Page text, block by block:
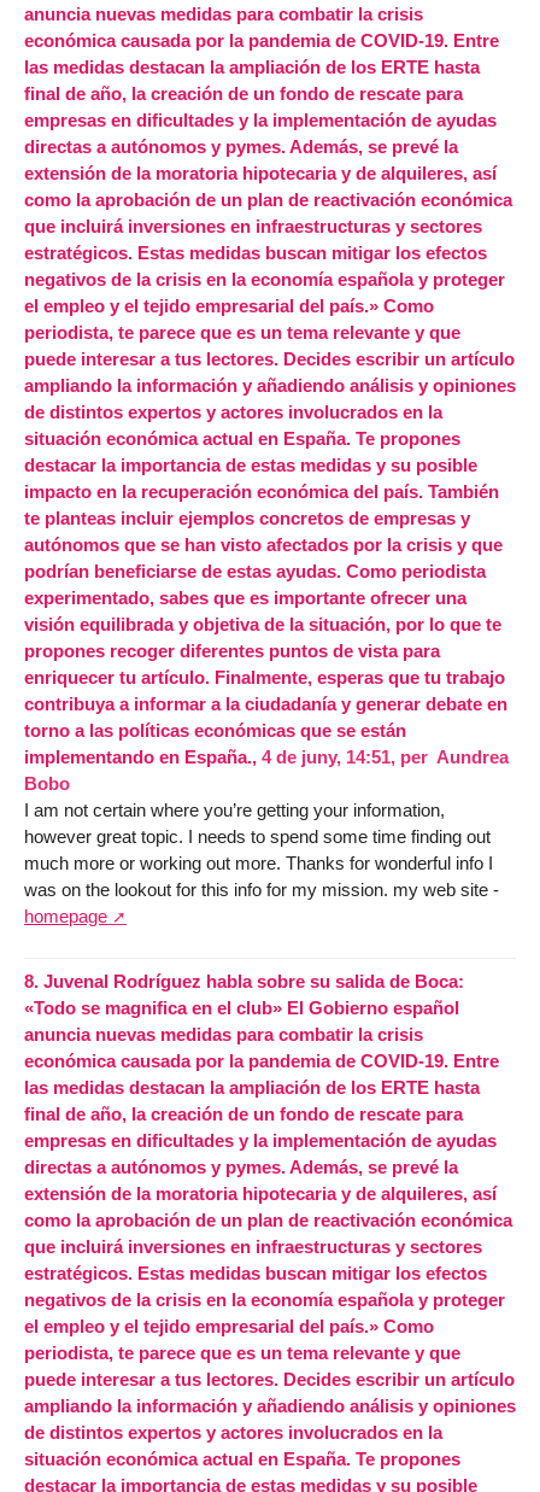
anuncia nuevas medidas para combatir la crisis
económica causada por la pandemia de COVID-19. Entre
las medidas destacan la ampliación de los ERTE hasta
final de año, la creación de un fondo de rescate para
empresas en dificultades y la implementación de ayudas
directas a autónomos y pymes. Además, se prevé la
extensión de la moratoria hipotecaria y de alquileres, así
como la aprobación de un plan de reactivación económica
que incluirá inversiones en infraestructuras y sectores
estratégicos. Estas medidas buscan mitigar los efectos
negativos de la crisis en la economía española y proteger
el empleo y el tejido empresarial del país.» Como
periodista, te parece que es un tema relevante y que
puede interesar a tus lectores. Decides escribir un artículo
ampliando la información y añadiendo análisis y opiniones
de distintos expertos y actores involucrados en la
situación económica actual en España. Te propones
destacar la importancia de estas medidas y su posible
impacto en la recuperación económica del país. También
te planteas incluir ejemplos concretos de empresas y
autónomos que se han visto afectados por la crisis y que
podrían beneficiarse de estas ayudas. Como periodista
experimentado, sabes que es importante ofrecer una
visión equilibrada y objetiva de la situación, por lo que te
propones recoger diferentes puntos de vista para
enriquecer tu artículo. Finalmente, esperas que tu trabajo
contribuya a informar a la ciudadanía y generar debate en
torno a las políticas económicas que se están
implementando en España., 4 de juny, 14:51, per Aundrea
Bobo
I am not certain where you’re getting your information,
however great topic. I needs to spend some time finding out
much more or working out more. Thanks for wonderful info I
was on the lookout for this info for my mission. my web site -
homepage
8. Juvenal Rodríguez habla sobre su salida de Boca:
«Todo se magnifica en el club» El Gobierno español
anuncia nuevas medidas para combatir la crisis
económica causada por la pandemia de COVID-19. Entre
las medidas destacan la ampliación de los ERTE hasta
final de año, la creación de un fondo de rescate para
empresas en dificultades y la implementación de ayudas
directas a autónomos y pymes. Además, se prevé la
extensión de la moratoria hipotecaria y de alquileres, así
como la aprobación de un plan de reactivación económica
que incluirá inversiones en infraestructuras y sectores
estratégicos. Estas medidas buscan mitigar los efectos
negativos de la crisis en la economía española y proteger
el empleo y el tejido empresarial del país.» Como
periodista, te parece que es un tema relevante y que
puede interesar a tus lectores. Decides escribir un artículo
ampliando la información y añadiendo análisis y opiniones
de distintos expertos y actores involucrados en la
situación económica actual en España. Te propones
destacar la importancia de estas medidas y su posible